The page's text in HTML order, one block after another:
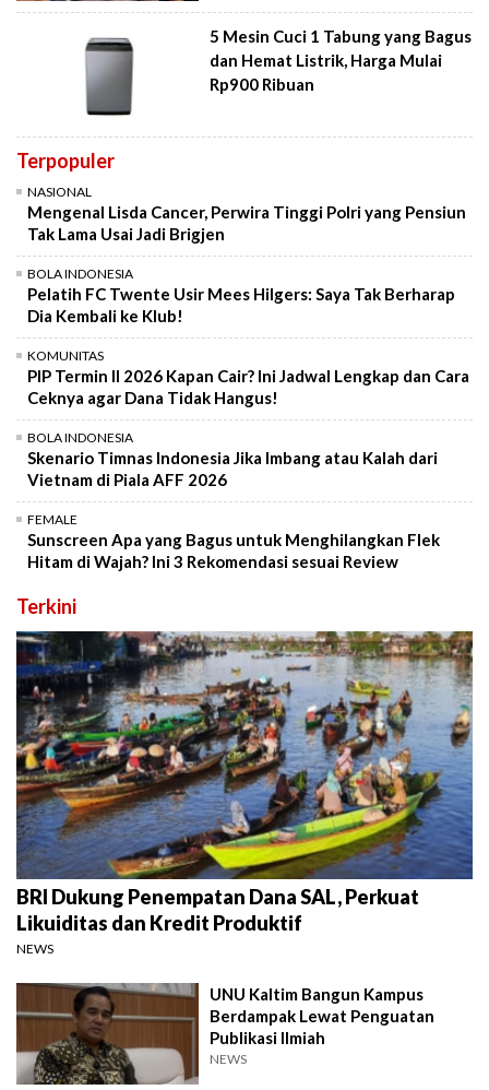
5 Mesin Cuci 1 Tabung yang Bagus
dan Hemat Listrik, Harga Mulai
Rp900 Ribuan
Terpopuler
NASIONAL
Mengenal Lisda Cancer, Perwira Tinggi Polri yang Pensiun
Tak Lama Usai Jadi Brigjen
BOLA INDONESIA
Pelatih FC Twente Usir Mees Hilgers: Saya Tak Berharap
Dia Kembali ke Klub!
KOMUNITAS
PIP Termin II 2026 Kapan Cair? Ini Jadwal Lengkap dan Cara
Ceknya agar Dana Tidak Hangus!
BOLA INDONESIA
Skenario Timnas Indonesia Jika Imbang atau Kalah dari
Vietnam di Piala AFF 2026
FEMALE
Sunscreen Apa yang Bagus untuk Menghilangkan Flek
Hitam di Wajah? Ini 3 Rekomendasi sesuai Review
Terkini
BRI Dukung Penempatan Dana SAL, Perkuat
Likuiditas dan Kredit Produktif
NEWS
UNU Kaltim Bangun Kampus
Berdampak Lewat Penguatan
Publikasi Ilmiah
NEWS